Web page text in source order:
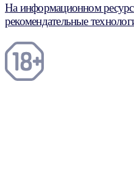
На информационном
рекомендательные